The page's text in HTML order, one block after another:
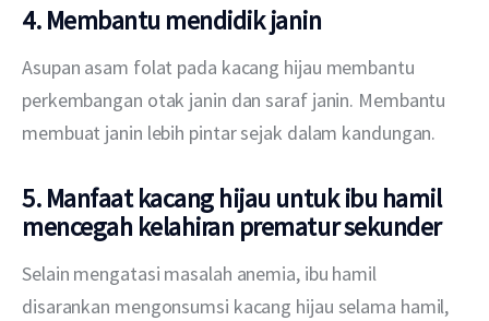
4. Membantu mendidik janin
Asupan asam folat pada kacang hijau membantu
perkembangan otak janin dan saraf janin. Membantu
membuat janin lebih pintar sejak dalam kandungan.
5. Manfaat kacang hijau untuk ibu hamil
mencegah kelahiran prematur sekunder
Selain mengatasi masalah anemia, ibu hamil
disarankan mengonsumsi kacang hijau selama hamil,